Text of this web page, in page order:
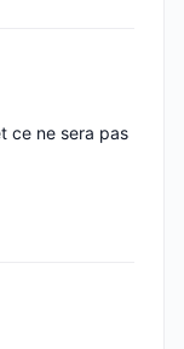
ce ne sera pas